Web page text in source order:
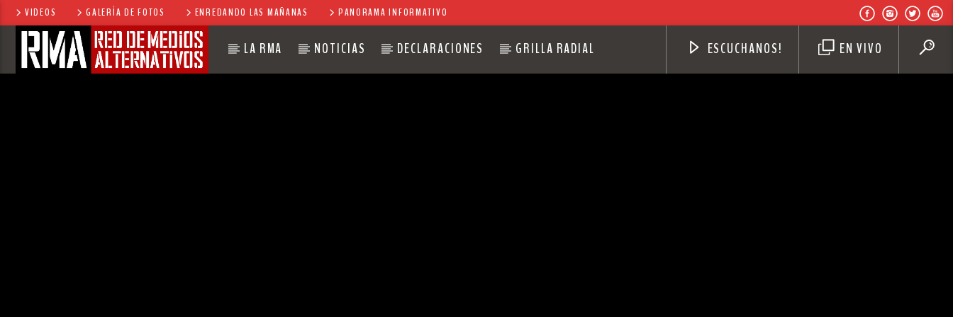
VIDEOS GALERÍA DE FOTOS ENREDANDO LAS MAÑANAS PANORAMA INFORMATIVO
LA RMA NOTICIAS DECLARACIONES GRILLA RADIAL EN VIVO
ESCUCHANOS!